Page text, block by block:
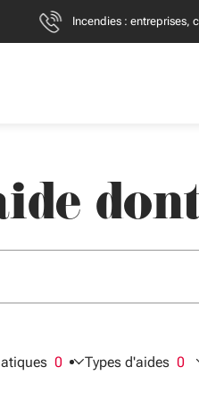
Incendies : entreprises,
0
filtres sélectionnés
Types d'aides 0
filtres